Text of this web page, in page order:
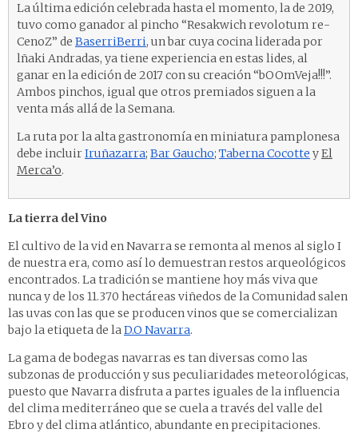
La última edición celebrada hasta el momento, la de 2019,
tuvo como ganador al pincho “Resakwich revolotum re-
CenoZ” de BaserriBerri, un bar cuya cocina liderada por
lñaki Andradas, ya tiene experiencia en estas lides, al
ganar en la edición de 2017 con su creación “bOOmVeja!!!”.
Ambos pinchos, igual que otros premiados siguen a la
venta más allá de la Semana.
La ruta por la alta gastronomía en miniatura pamplonesa
debe incluirIruñazarra; Bar Gaucho; Taberna Cocotte yEl
Merca’o.
La tierra del Vino
El cultivo de la vid en Navarra se remonta al menos al siglo I
de nuestra era, como así lo demuestran restos arqueológicos
encontrados. La tradición se mantiene hoy más viva que
nunca y de los 11.370 hectáreas viñedos de la Comunidad salen
las uvas con las que se producen vinos que se comercializan
bajo la etiqueta de laD.O Navarra.
La gama de bodegas navarras es tan diversas como las
subzonas de producción y sus peculiaridades meteorológicas,
puesto que Navarra disfruta a partes iguales de la influencia
del clima mediterráneo que se cuela a través del valle del
Ebro y del clima atlántico, abundante en precipitaciones.